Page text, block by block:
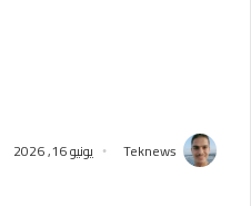
Teknews يونيو 16, 2026